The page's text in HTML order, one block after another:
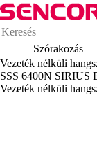
Szórakozás
Vezeték nélküli
SSS 6400N SIRIUS
Vezeték nélküli